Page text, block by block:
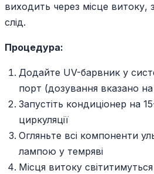
виходить через місце
слід.
Процедура:
Додайте UV-барвник у
порт (дозування вказано на
Запустіть кондиціонер на
циркуляції
Огляньте всі компоненти
лампою у темряві
Місця витоку